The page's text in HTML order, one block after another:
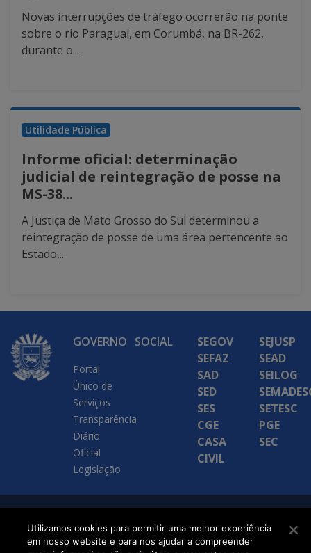
Novas interrupções de tráfego ocorrerão na ponte
sobre o rio Paraguai, em Corumbá, na BR-262,
durante o...
Utilidade Pública
Informe oficial: determinação
judicial de reintegração de posse na
MS-38...
A Justiça de Mato Grosso do Sul determinou a
reintegração de posse de uma área pertencente ao
Estado,...
GOVERNO
Portal
Único de
Serviços
Transparência
Diário
Oficial
Legislação
SOCIAL
SEGOV
SEFAZ
SAD
SED
SES
CGE
CASA
CIVIL
SEJUSP
SEAD
SEILOG
SETESC
PGE
SEC
SETDIG | Secretaria-
Executiva de
Utilizamos cookies para permitir uma melhor experiência
em nosso website e para nos ajudar a compreender